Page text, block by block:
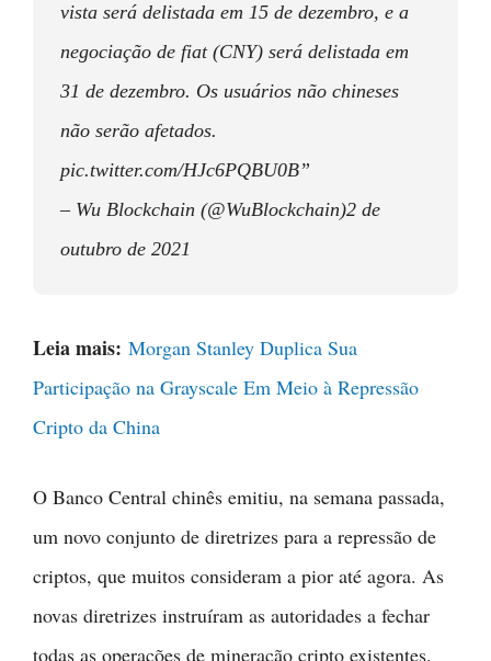
vista será delistada em 15 de dezembro, e a
negociação de fiat (CNY) será delistada em
31 de dezembro. Os usuários não chineses
não serão afetados.
pic.twitter.com/HJc6PQBU0B”
– Wu Blockchain (@WuBlockchain)2 de
outubro de 2021
Leia mais: Morgan Stanley Duplica Sua
Participação na Grayscale Em Meio à Repressão
Cripto da China
O Banco Central chinês emitiu, na semana passada,
um novo conjunto de diretrizes para a repressão de
criptos, que muitos consideram a pior até agora. As
novas diretrizes instruíram as autoridades a fechar
todas as operações de mineração cripto existentes.